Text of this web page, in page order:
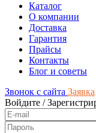
Каталог
О компании
Доставка
Гарантия
Прайсы
Контакты
Блог и советы
Звонок с сайта Заявка
Войдите /